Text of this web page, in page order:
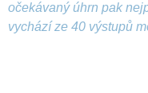
očekávaný úhrn pak
vychází ze 40 výstupů